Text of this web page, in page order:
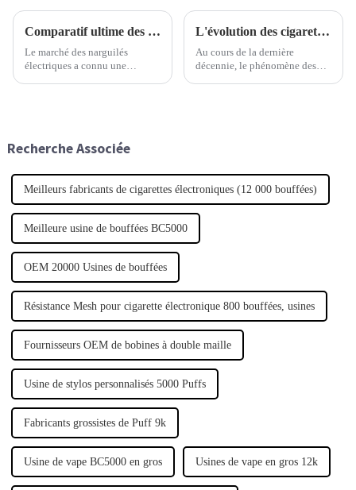
Comparatif ultime des meilleures marques de narguilés électriques à prendre en compte
Le marché des narguilés
électriques a connu une
L'évolution des cigarettes électroniques jetables
Au cours de la dernière
décennie, le phénomène des
Recherche Associée
Meilleurs fabricants de cigarettes électroniques (12 000 bouffées)
Meilleure usine de bouffées BC5000
OEM 20000 Usines de bouffées
Résistance Mesh pour cigarette électronique 800 bouffées, usines
Fournisseurs OEM de bobines à double maille
Usine de stylos personnalisés 5000 Puffs
Fabricants grossistes de Puff 9k
Usine de vape BC5000 en gros Usines de vape en gros 12k